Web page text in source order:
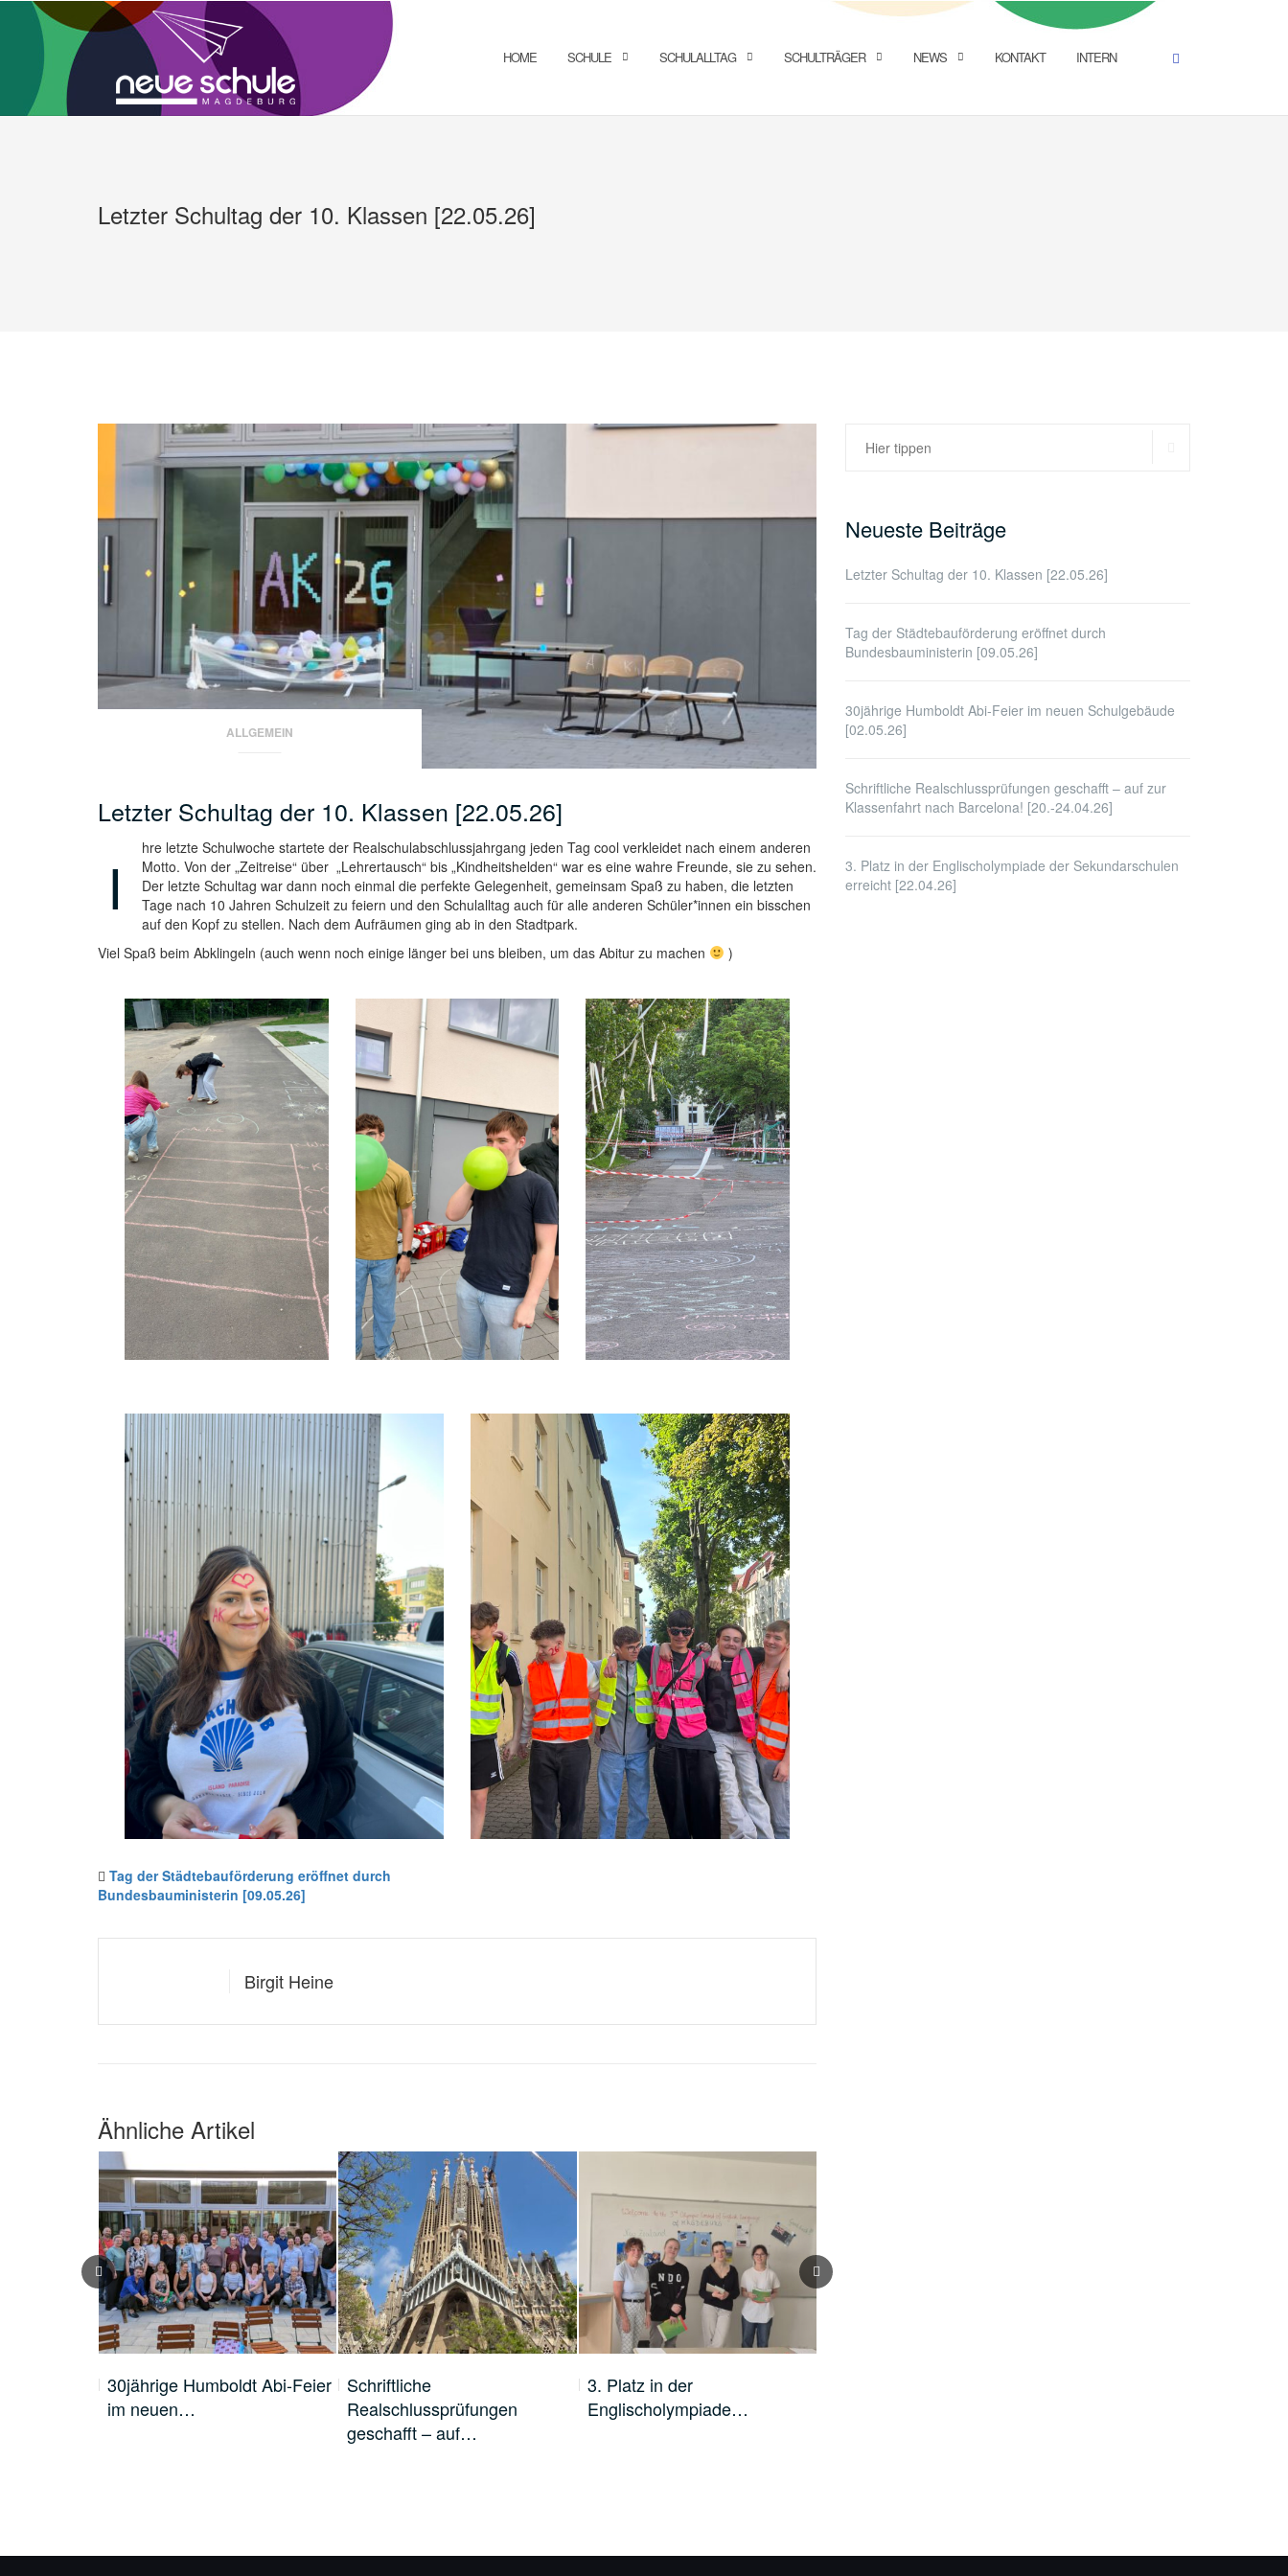
springen
HOME SCHULE SCHULALLTAG SCHULTRÄGER NEWS KONTAKT INTERN
Letzter Schultag der 10. Klassen [22.05.26]
ALLGEMEIN
Letzter Schultag der 10. Klassen [22.05.26]
I
hre letzte Schulwoche startete der Realschulabschlussjahrgang jeden Tag cool verkleidet nach einem anderen
Motto. Von der „Zeitreise“ über „Lehrertausch“ bis „Kindheitshelden“ war es eine wahre Freunde, sie zu sehen.
Der letzte Schultag war dann noch einmal die perfekte Gelegenheit, gemeinsam Spaß zu haben, die letzten
Tage nach 10 Jahren Schulzeit zu feiern und den Schulalltag auch für alle anderen Schüler*innen ein bisschen
auf den Kopf zu stellen. Nach dem Aufräumen ging ab in den Stadtpark.
Viel Spaß beim Abklingeln (auch wenn noch einige länger bei uns bleiben, um das Abitur zu machen
)
Tag der Städtebauförderung eröffnet durch
Bundesbauministerin [09.05.26]
Birgit Heine
Ähnliche Artikel
30jährige Humboldt Abi-Feier
im neuen…
Schriftliche
Realschlussprüfungen
geschafft – auf…
3. Platz in der
Englischolympiade…
Suchen
Neueste Beiträge
Letzter Schultag der 10. Klassen [22.05.26]
Tag der Städtebauförderung eröffnet durch
Bundesbauministerin [09.05.26]
30jährige Humboldt Abi-Feier im neuen Schulgebäude
[02.05.26]
Schriftliche Realschlussprüfungen geschafft – auf zur
Klassenfahrt nach Barcelona! [20.-24.04.26]
3. Platz in der Englischolympiade der Sekundarschulen
erreicht [22.04.26]